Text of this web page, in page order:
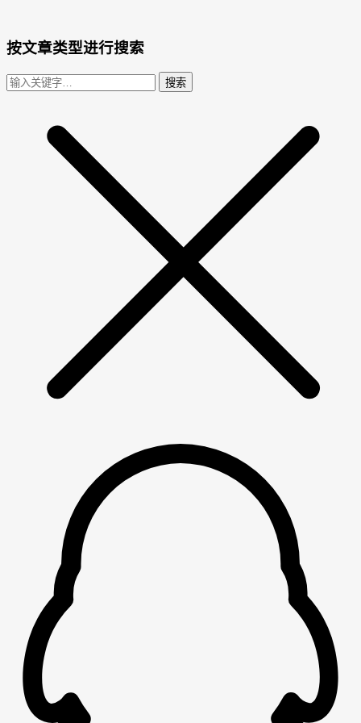
按文章类型进行搜索